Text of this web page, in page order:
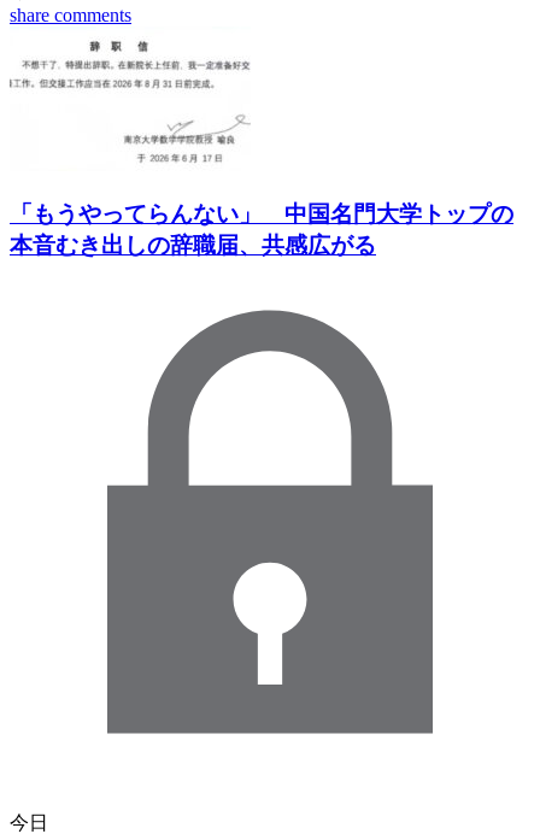
share comments
「もうやってらんない」 中国名門大学トップの
本音むき出しの辞職届、共感広がる
今日